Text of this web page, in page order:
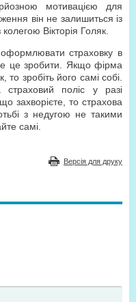
мотивацією для
він не залишиться із
Вікторія Голяк.
страховку в
це зробити. Якщо фірма
зробіть його самі собі.
поліс у разі
захворієте, то страхова
з недугою не такими
самі.
Версія для друку